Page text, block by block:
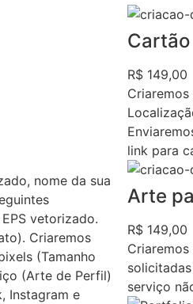
nome da sua
vetorizado.
Criaremos
(Tamanho
(Arte de Perfil)
Instagram e
R$ 149,00
link para
Arte
R$ 149,00
serviço